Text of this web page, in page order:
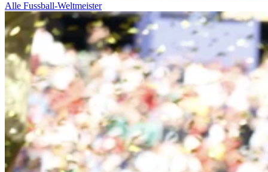
Alle Fussball-Weltmeister